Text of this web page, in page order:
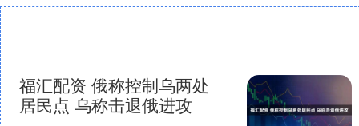
福汇配资 俄称控制乌两处
居民点 乌称击退俄进攻